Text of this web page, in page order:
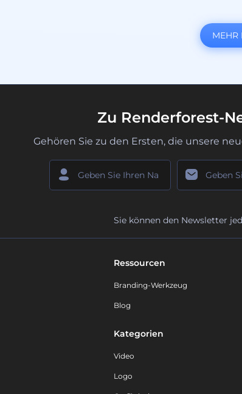
MEHR
Zu Renderforest-
Gehören Sie zu den Ersten, die unsere
Sie können den Newsletter
Ressourcen
Branding-Werkzeug
Blog
Kategorien
Video
Logo